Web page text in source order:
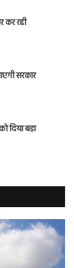
कर रही
सरकार
दिया बड़ा